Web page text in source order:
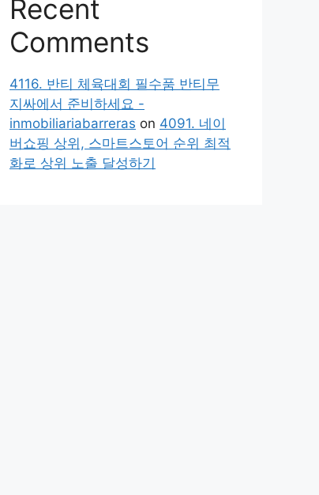
Recent
Comments
4116. 반티 체육대회 필수품 반티무
지싸에서 준비하세요 -
inmobiliariabarreras on 4091. 네이
버쇼핑 상위, 스마트스토어 순위 최적
화로 상위 노출 달성하기